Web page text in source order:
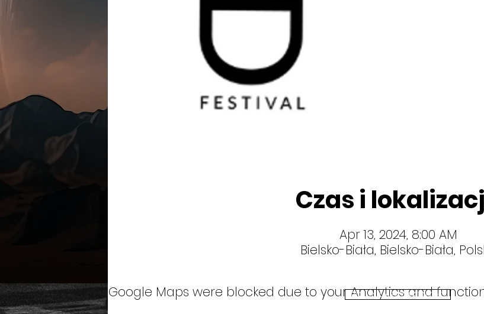
Czas i
Apr 13, 2024, 8:00 AM
Bielsko-Biała, Bielsko-Biała,
Google Maps were blocked due to your Analytics and
POLITYKA PRYWATNOŚCI